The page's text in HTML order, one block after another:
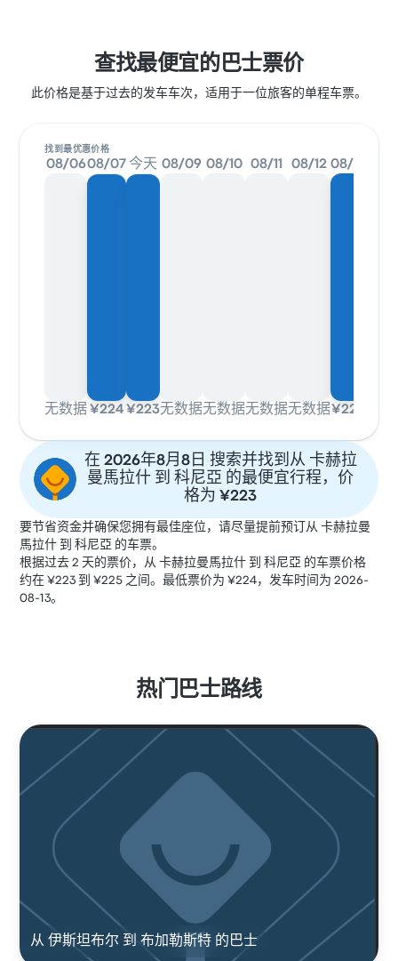
查找最便宜的巴士票价
此价格是基于过去的发车车次，适用于一位旅客的单程车票。
找到最优惠价格
08/06
无数据
08/07
¥224
今天
¥223
08/09
无数据
08/10
无数据
08/11
无数据
08/12
无数据
08/13
¥224
在 2026年8月8日 搜索并找到从 卡赫拉
曼馬拉什 到 科尼亞 的最便宜行程，价
格为 ¥223
要节省资金并确保您拥有最佳座位，请尽量提前预订从 卡赫拉曼
馬拉什 到 科尼亞 的车票。
根据过去 2 天的票价，从 卡赫拉曼馬拉什 到 科尼亞 的车票价格
约在 ¥223 到 ¥225 之间。最低票价为 ¥224，发车时间为 2026-
08-13。
热门巴士路线
从 伊斯坦布尔 到 布加勒斯特 的巴士